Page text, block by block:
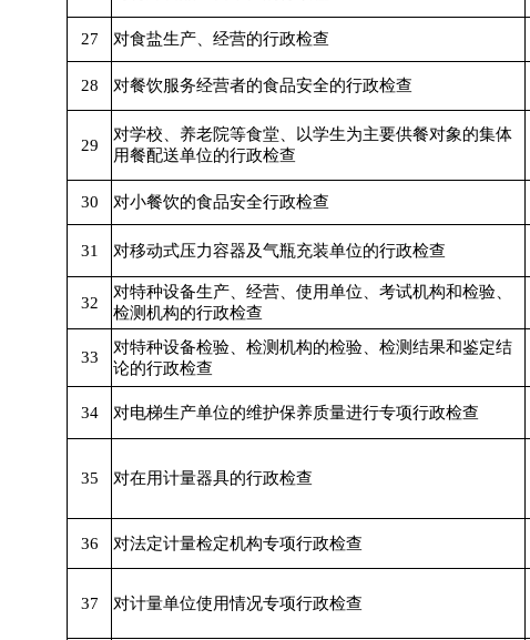
27 对食盐生产、经营的行政检查
28 对餐饮服务经营者的食品安全的行政检查
29
对学校、养老院等食堂、以学生为主要供餐对象的集体
用餐配送单位的行政检查
30 对小餐饮的食品安全行政检查
31 对移动式压力容器及气瓶充装单位的行政检查
32
对特种设备生产、经营、使用单位、考试机构和检验、
检测机构的行政检查
33
对特种设备检验、检测机构的检验、检测结果和鉴定结
论的行政检查
34 对电梯生产单位的维护保养质量进行专项行政检查
35 对在用计量器具的行政检查
36 对法定计量检定机构专项行政检查
37 对计量单位使用情况专项行政检查